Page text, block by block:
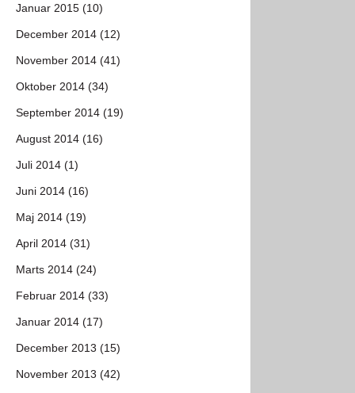
Januar 2015 (10)
December 2014 (12)
November 2014 (41)
Oktober 2014 (34)
September 2014 (19)
August 2014 (16)
Juli 2014 (1)
Juni 2014 (16)
Maj 2014 (19)
April 2014 (31)
Marts 2014 (24)
Februar 2014 (33)
Januar 2014 (17)
December 2013 (15)
November 2013 (42)